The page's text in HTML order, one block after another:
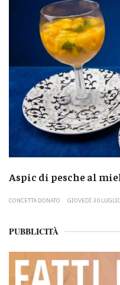
Aspic di pesche al
CONCETTA DONATO GIOVEDÌ 30
PUBBLICITÀ